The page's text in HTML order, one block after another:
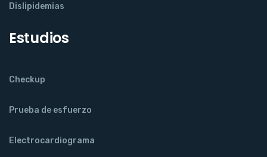
Dislipidemias
Estudios
Checkup
Prueba de esfuerzo
Electrocardiograma